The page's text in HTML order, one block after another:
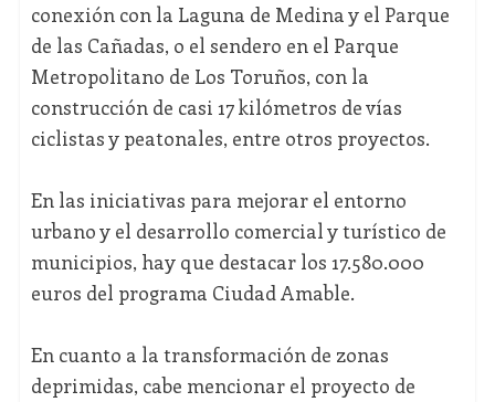
conexión con la Laguna de Medina y el Parque
de las Cañadas, o el sendero en el Parque
Metropolitano de Los Toruños, con la
construcción de casi 17 kilómetros de vías
ciclistas y peatonales, entre otros proyectos.
En las iniciativas para mejorar el entorno
urbano y el desarrollo comercial y turístico de
municipios, hay que destacar los 17.580.000
euros del programa Ciudad Amable.
En cuanto a la transformación de zonas
deprimidas, cabe mencionar el proyecto de